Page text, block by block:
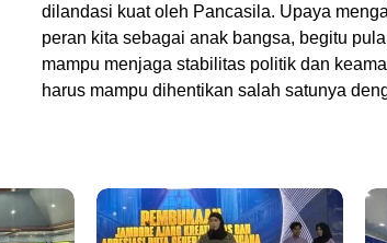
dilandasi kuat oleh Pancasila. Upaya
peran kita sebagai anak bangsa, begitu
mampu menjaga stabilitas politik dan
harus mampu dihentikan salah satunya